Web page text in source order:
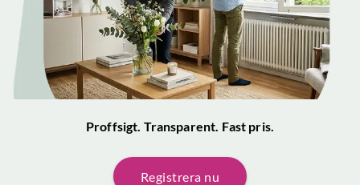
Proffsigt. Transparent. Fast pris.
Registrera nu